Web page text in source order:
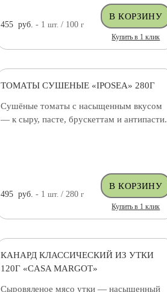
455 руб. - 1 шт. / 100 г
Купить в 1 клик
ТОМАТЫ СУШЕНЫЕ «IPOSEA» 280Г
Сушёные томаты с насыщенным вкусом
— к сыру, пасте, брускеттам и антипасти.
495 руб. - 1 шт. / 280 г
Купить в 1 клик
КАНАРД КЛАССИЧЕСКИЙ ИЗ УТКИ
120Г «CASA MARGOT»
Сыровяленое мясо утки — насыщенный